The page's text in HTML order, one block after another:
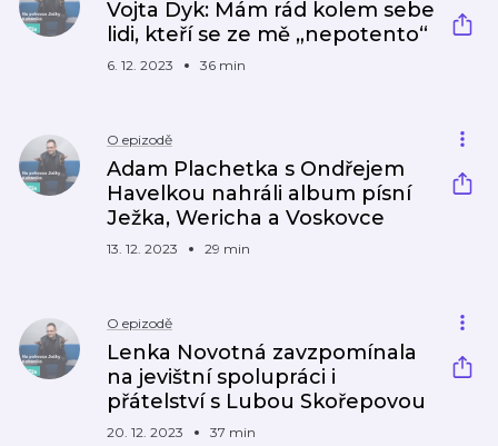
Vojta Dyk: Mám rád kolem sebe
lidi, kteří se ze mě „nepotento“
6. 12. 2023 36 min
O epizodě
Adam Plachetka s Ondřejem
Havelkou nahráli album písní
Ježka, Wericha a Voskovce
13. 12. 2023 29 min
O epizodě
Lenka Novotná zavzpomínala
na jevištní spolupráci i
přátelství s Lubou Skořepovou
20. 12. 2023 37 min